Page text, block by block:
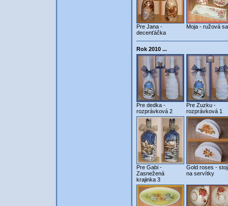
Pre Jana -
decenťáčka
Moja - ružová
Rok 2010 ...
Pre dedka -
rozprávková 2
Pre Zuzku -
rozprávková 1
Pre Gabi -
Zasnežená
krajinka 3
Gold roses -
na servítky